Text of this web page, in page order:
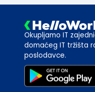
Okupljamo IT
domaćeg IT tržišta
poslodavce.